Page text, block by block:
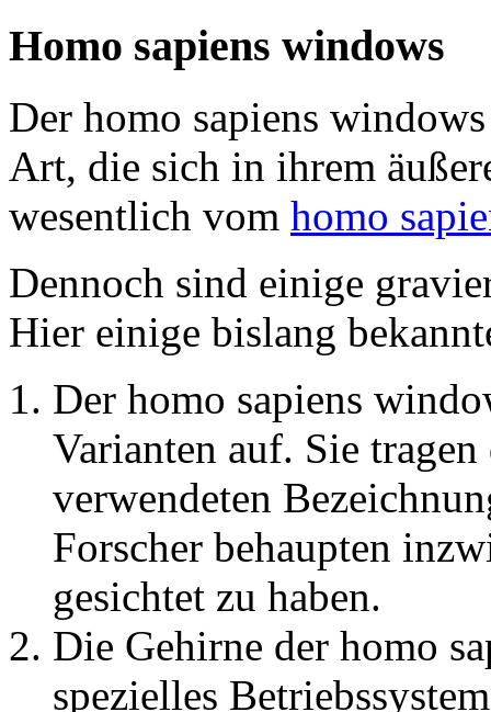
Homo sapiens windows
Der homo sapiens
Art, die sich in ihrem
wesentlich vom homo
Dennoch sind einige
Hier einige bislang
Der homo sapiens
Varianten auf. Sie
verwendeten
Forscher behaupten
gesichtet zu haben.
Die Gehirne der homo
spezielles